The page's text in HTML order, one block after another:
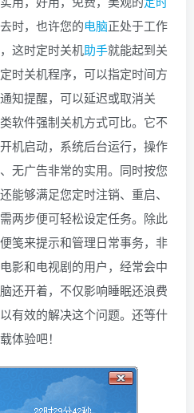
时，也许您的电脑正处于工作
，这时定时关机助手就能起到关
时关机程序，可以指定时间方
知提醒，可以延迟或取消关
软件强制关机方式可比。它不
机启动，系统后台运行，操作
无广告非常的实用。同时按您
能够满足您定时注销、重启、
两步便可轻松设定任务。除此
笺来提示和管理日常事务，非
影和电视剧的用户，经常会中
还开着，不仅影响睡眠还浪费
有效的解决这个问题。还等什
体验吧！
找回密码| 免密登录
登录
账号登录
码云登录
百度登录
即表示同意隐私声明